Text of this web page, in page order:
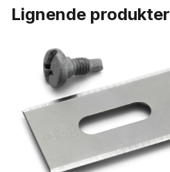
Lignende produkter